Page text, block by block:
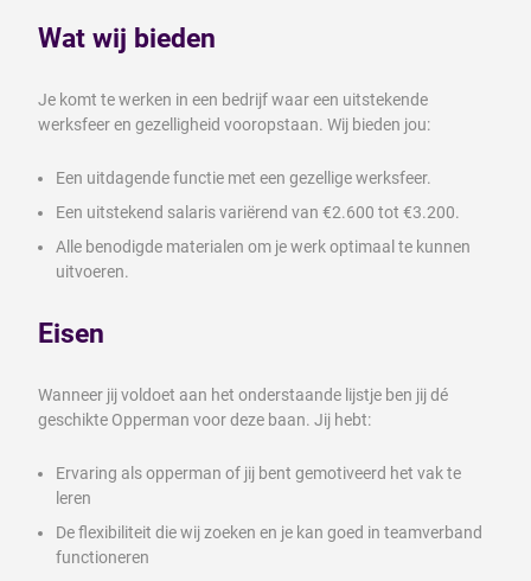
Wat wij bieden
Je komt te werken in een bedrijf waar een uitstekende
werksfeer en gezelligheid vooropstaan. Wij bieden jou:
Een uitdagende functie met een gezellige werksfeer.
Een uitstekend salaris variërend van €2.600 tot €3.200.
Alle benodigde materialen om je werk optimaal te kunnen
uitvoeren.
Eisen
Wanneer jij voldoet aan het onderstaande lijstje ben jij dé
geschikte Opperman voor deze baan. Jij hebt:
Ervaring als opperman of jij bent gemotiveerd het vak te
leren
De flexibiliteit die wij zoeken en je kan goed in teamverband
functioneren